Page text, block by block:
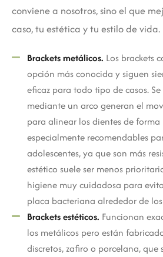
conviene a nosotros, sino el que
caso, tu estética y tu estilo de vida.
Brackets metálicos. Los brackets
opción más conocida y siguen
eficaz para todo tipo de casos.
mediante un arco generan el
para alinear los dientes de forma
especialmente recomendables
adolescentes, ya que son más
estético suele ser menos
higiene muy cuidadosa para
placa bacteriana alrededor de
Brackets estéticos. Funcionan
los metálicos pero están
discretos, zafiro o porcelana, que